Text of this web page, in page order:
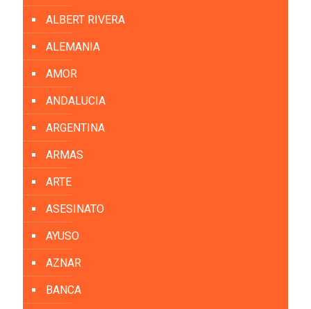
ALBERT RIVERA
ALEMANIA
AMOR
ANDALUCIA
ARGENTINA
ARMAS
ARTE
ASESINATO
AYUSO
AZNAR
BANCA